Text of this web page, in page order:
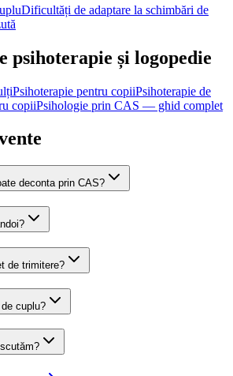
Dificultăți de adaptare la schimbări de
psihoterapie și logopedie
Psihoterapie pentru copiiPsihoterapie de
copiiPsihologie prin CAS — ghid complet
deconta prin CAS?
de trimitere?
cuplu?